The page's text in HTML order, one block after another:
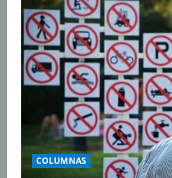
COLUMNAS